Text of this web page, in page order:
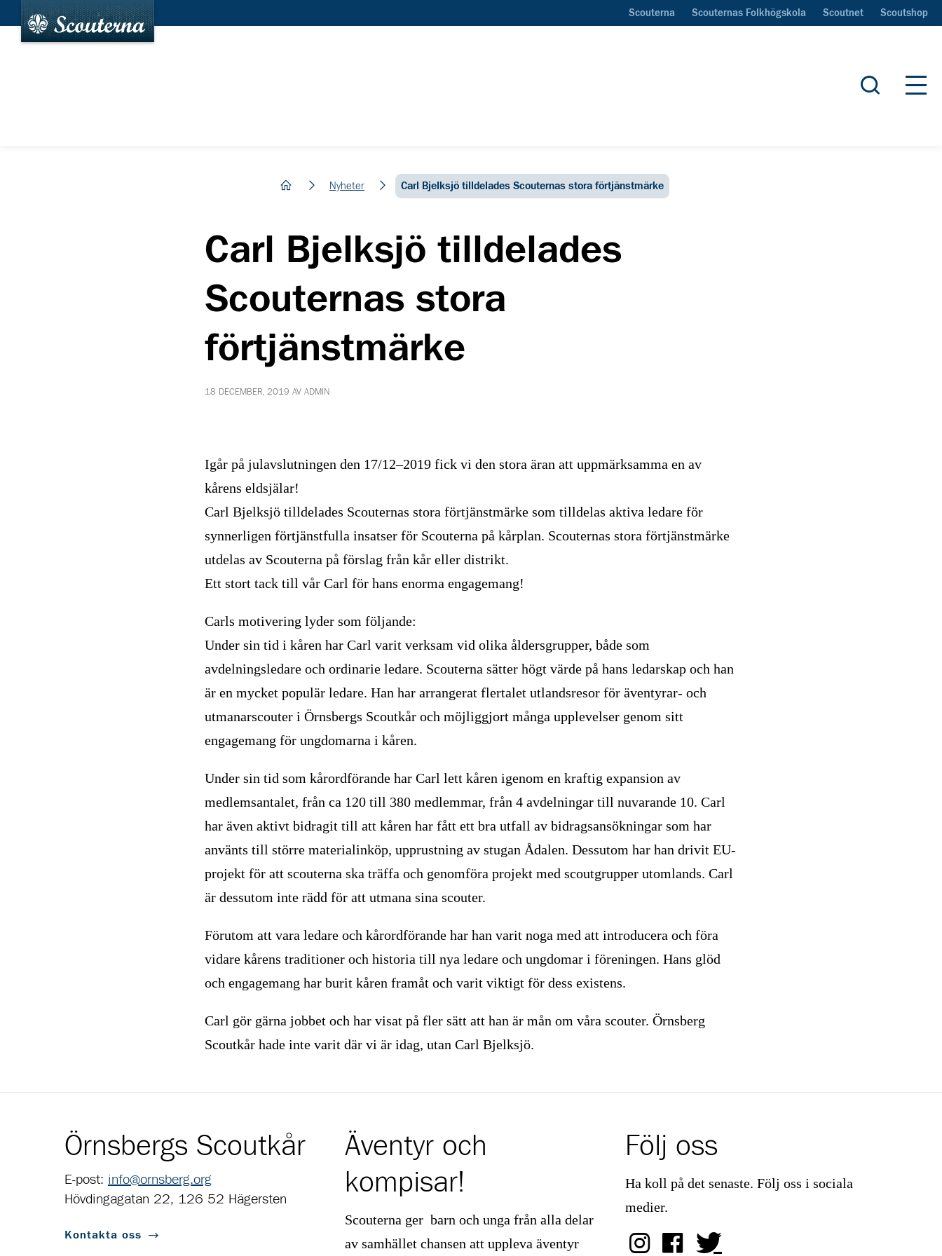
Scouterna Scouternas Folkhögskola Scoutnet Scoutshop
Öppna
hem Nyheter Carl Bjelksjö tilldelades Scouternas stora förtjänstmärke
Carl Bjelksjö tilldelades
Scouternas stora
förtjänstmärke
18 DECEMBER, 2019 AV ADMIN
Igår på julavslutningen den 17/12–2019 fick vi den stora äran att uppmärksamma en av
kårens eldsjälar!
Carl Bjelksjö tilldelades Scouternas stora förtjänstmärke som tilldelas aktiva ledare för
synnerligen förtjänstfulla insatser för Scouterna på kårplan. Scouternas stora förtjänstmärke
utdelas av Scouterna på förslag från kår eller distrikt.
Ett stort tack till vår Carl för hans enorma engagemang!
Carls motivering lyder som följande:
Under sin tid i kåren har Carl varit verksam vid olika åldersgrupper, både som
avdelningsledare och ordinarie ledare. Scouterna sätter högt värde på hans ledarskap och han
är en mycket populär ledare. Han har arrangerat flertalet utlandsresor för äventyrar- och
utmanarscouter i Örnsbergs Scoutkår och möjliggjort många upplevelser genom sitt
engagemang för ungdomarna i kåren.
Under sin tid som kårordförande har Carl lett kåren igenom en kraftig expansion av
medlemsantalet, från ca 120 till 380 medlemmar, från 4 avdelningar till nuvarande 10. Carl
har även aktivt bidragit till att kåren har fått ett bra utfall av bidragsansökningar som har
använts till större materialinköp, upprustning av stugan Ådalen. Dessutom har han drivit EU-
projekt för att scouterna ska träffa och genomföra projekt med scoutgrupper utomlands. Carl
är dessutom inte rädd för att utmana sina scouter.
Förutom att vara ledare och kårordförande har han varit noga med att introducera och föra
vidare kårens traditioner och historia till nya ledare och ungdomar i föreningen. Hans glöd
och engagemang har burit kåren framåt och varit viktigt för dess existens.
Carl gör gärna jobbet och har visat på fler sätt att han är mån om våra scouter. Örnsberg
Scoutkår hade inte varit där vi är idag, utan Carl Bjelksjö.
Örnsbergs Scoutkår
E-post: info@ornsberg.org
Hövdingagatan 22, 126 52 Hägersten
Kontakta oss
Äventyr och
kompisar!
Scouterna ger barn och unga från alla delar
av samhället chansen att uppleva äventyr
Följ oss
Ha koll på det senaste. Följ oss i sociala
medier.